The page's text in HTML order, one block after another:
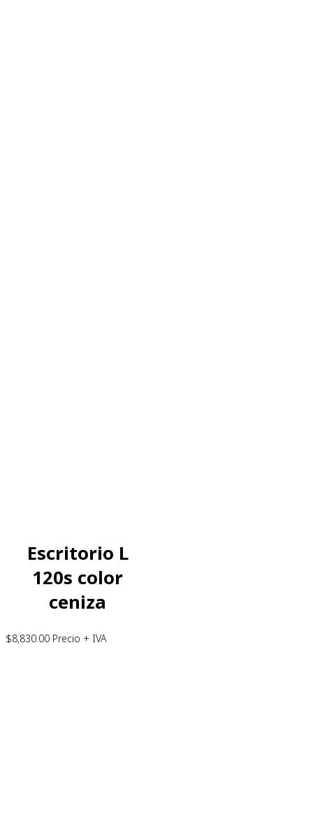
Escritorio L
120s color
ceniza
$8,830.00 Precio + IVA